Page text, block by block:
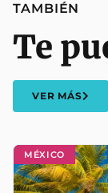
MÉXICO
TAMBIÉN
Te
VER MÁS